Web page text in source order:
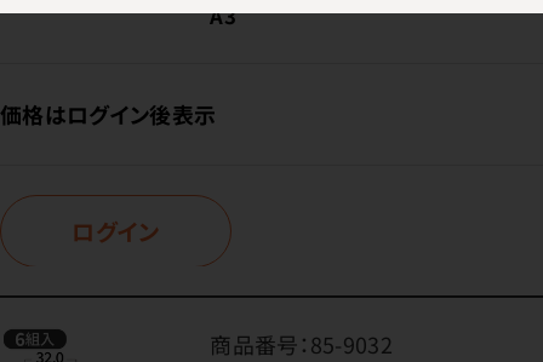
A3
価格はログイン後表示
ログイン
商品番号：85-9032